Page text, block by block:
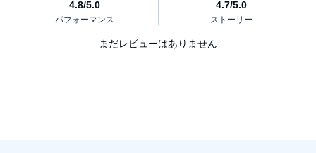
まだレビューはありません